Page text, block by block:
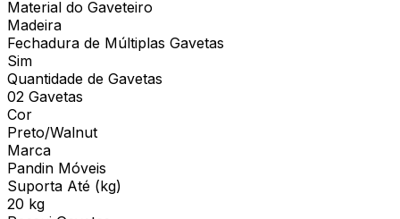
Material do Gaveteiro
Madeira
Fechadura de Múltiplas Gavetas
Sim
Quantidade de Gavetas
02 Gavetas
Cor
Preto/Walnut
Marca
Pandin Móveis
Suporta Até (kg)
20 kg